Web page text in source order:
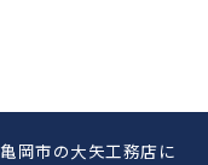
岡市の大矢工務店に